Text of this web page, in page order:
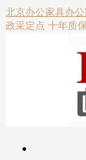
北京办公家具办
政采定点 十年质保